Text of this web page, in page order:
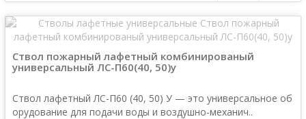
Ствол пожарный лафетный комбинированый
универсальный ЛС-П60(40, 50)у
Ствол лафетный ЛС-П60 (40, 50) У — это универсальное об
орудование для подачи воды и воздушно-механич..